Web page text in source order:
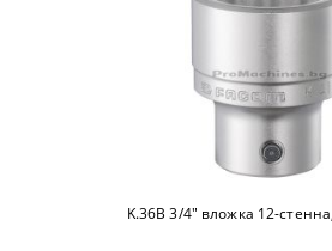
K.36B 3/4" вложкa 12-